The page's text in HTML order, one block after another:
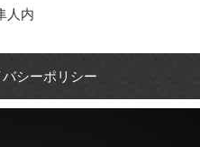
人内
シーポリシー